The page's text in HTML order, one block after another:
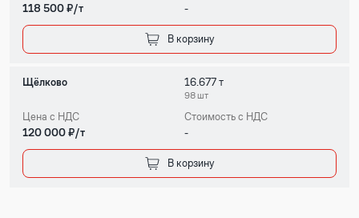
118 500 ₽/т
-
В корзину
Щёлково 16.677 т
98 шт
Цена с НДС
120 000 ₽/т
Стоимость с НДС
-
В корзину